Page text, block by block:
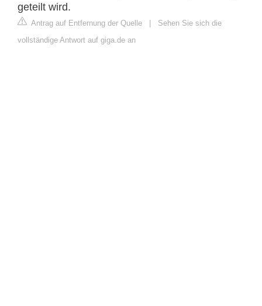
geteilt wird.
Antrag auf Entfernung der Quelle | Sehen Sie sich die
vollständige Antwort auf giga.de an